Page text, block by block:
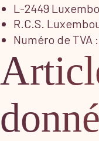
L-2449
R.C.S.
Numéro de TVA